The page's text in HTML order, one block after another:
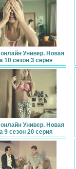
Универ. Новая
10 сезон 3 серия
Универ. Новая
9 сезон 20 серия